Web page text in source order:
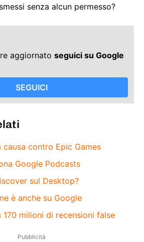
senza alcun permesso?
aggiornato seguici su Google
SEGUICI
causa contro Epic Games
Google Podcasts
sul Desktop?
è anche su Google
170 milioni di recensioni false
Pubblicità